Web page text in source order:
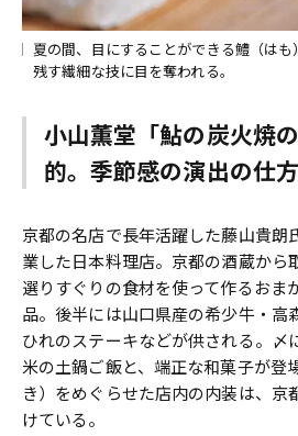
夏の間、目にすることができる鱧（は
残す繊細な技に目を奪われる。
小山薫堂「鮎の炭火焼
的。季節感の演出の仕方
京都の名店で長年活躍した藤山貴朗
業した日本料理店。京都の酒蔵から
選りすぐりの食材を使って作るおま
品。後半には山口県産の希少牛・高
ひれのステーキなどが供される。〆
米の土鍋ご飯と、端正な和菓子が登
き）をめぐらせた店内の内装は、京
けている。